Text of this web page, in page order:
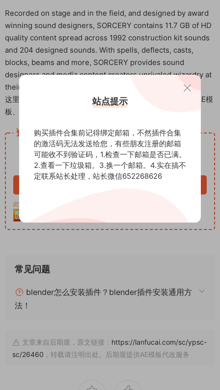
Recorded on stage and in the field, and designed by award
winning sound designers, SORCERY contains 11.7 GB of HD
quality content spread across 1992 construction kit sounds
and 204 designed sounds. With spells, deflects, casts,
blocks, beams and more, SORCERY provides sound
designers and media content creators unrivaled wizardry at
their fingertips.
这里是后期屋资源站，欢迎您来后期屋下载影视后期资源（AE模
板、PR模板、音视频频素材各种插件等）
资源下载
下载价格 12 积分
VIP免费
此资源购买后30天内可下载。客服QQ：652268626
常见问题
blender怎么安装插件？blender插件安装通用方
法！
文章来自后期屋，原文链接： https://lanfucai.com/sc/ypsc-
sc/26460 ，转载请注明出处。后期屋提供AE模板代改服务
站点提示
购买插件合集前记得绑定邮箱，不然插件合集
的激活码无法发送给您，有些朋友注册的邮箱
可能收不到验证码，1.检查一下邮箱是否已满。
2.查看一下垃圾箱。3.换一个邮箱。4.实在搞不
定联系站长处理，站长微信652268626